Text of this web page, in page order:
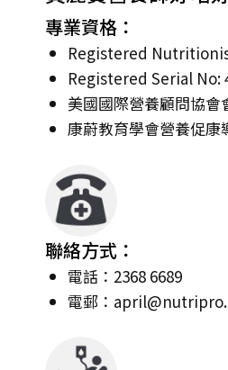
專業資格：
Registered
Registered Serial No:
美國國際營養顧問協會
康蔚教育學會營養促康
聯絡方式：
電話：2368 6689
電郵：